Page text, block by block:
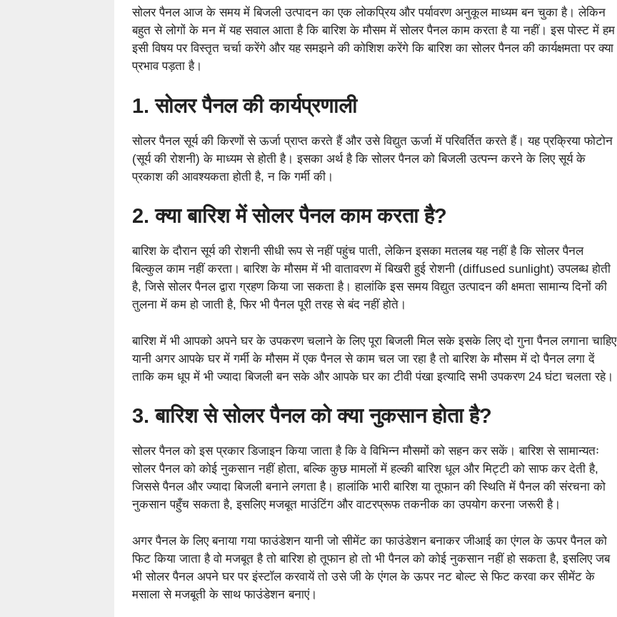
सोलर पैनल आज के समय में बिजली उत्पादन का एक लोकप्रिय और पर्यावरण अनुकूल माध्यम बन चुका है। लेकिन
बहुत से लोगों के मन में यह सवाल आता है कि बारिश के मौसम में सोलर पैनल काम करता है या नहीं। इस पोस्ट में हम
इसी विषय पर विस्तृत चर्चा करेंगे और यह समझने की कोशिश करेंगे कि बारिश का सोलर पैनल की कार्यक्षमता पर क्या
प्रभाव पड़ता है।
1. सोलर पैनल की कार्यप्रणाली
सोलर पैनल सूर्य की किरणों से ऊर्जा प्राप्त करते हैं और उसे विद्युत ऊर्जा में परिवर्तित करते हैं। यह प्रक्रिया फोटोन
(सूर्य की रोशनी) के माध्यम से होती है। इसका अर्थ है कि सोलर पैनल को बिजली उत्पन्न करने के लिए सूर्य के
प्रकाश की आवश्यकता होती है, न कि गर्मी की।
2. क्या बारिश में सोलर पैनल काम करता है?
बारिश के दौरान सूर्य की रोशनी सीधी रूप से नहीं पहुंच पाती, लेकिन इसका मतलब यह नहीं है कि सोलर पैनल
बिल्कुल काम नहीं करता। बारिश के मौसम में भी वातावरण में बिखरी हुई रोशनी (diffused sunlight) उपलब्ध होती
है, जिसे सोलर पैनल द्वारा ग्रहण किया जा सकता है। हालांकि इस समय विद्युत उत्पादन की क्षमता सामान्य दिनों की
तुलना में कम हो जाती है, फिर भी पैनल पूरी तरह से बंद नहीं होते।
बारिश में भी आपको अपने घर के उपकरण चलाने के लिए पूरा बिजली मिल सके इसके लिए दो गुना पैनल लगाना चाहिए
यानी अगर आपके घर में गर्मी के मौसम में एक पैनल से काम चल जा रहा है तो बारिश के मौसम में दो पैनल लगा दें
ताकि कम धूप में भी ज्यादा बिजली बन सके और आपके घर का टीवी पंखा इत्यादि सभी उपकरण 24 घंटा चलता रहे।
3. बारिश से सोलर पैनल को क्या नुकसान होता है?
सोलर पैनल को इस प्रकार डिजाइन किया जाता है कि वे विभिन्न मौसमों को सहन कर सकें। बारिश से सामान्यतः
सोलर पैनल को कोई नुकसान नहीं होता, बल्कि कुछ मामलों में हल्की बारिश धूल और मिट्टी को साफ कर देती है,
जिससे पैनल और ज्यादा बिजली बनाने लगता है। हालांकि भारी बारिश या तूफान की स्थिति में पैनल की संरचना को
नुकसान पहुँच सकता है, इसलिए मजबूत माउंटिंग और वाटरप्रूफ तकनीक का उपयोग करना जरूरी है।
अगर पैनल के लिए बनाया गया फाउंडेशन यानी जो सीमेंट का फाउंडेशन बनाकर जीआई का एंगल के ऊपर पैनल को
फिट किया जाता है वो मजबूत है तो बारिश हो तूफान हो तो भी पैनल को कोई नुकसान नहीं हो सकता है, इसलिए जब
भी सोलर पैनल अपने घर पर इंस्टॉल करवायें तो उसे जी के एंगल के ऊपर नट बोल्ट से फिट करवा कर सीमेंट के
मसाला से मजबूती के साथ फाउंडेशन बनाएं।